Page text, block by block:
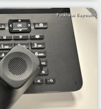
Funkhaus Bayreuth